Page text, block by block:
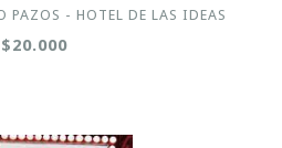
PAZOS - HOTEL DE LAS IDEAS
$20.000